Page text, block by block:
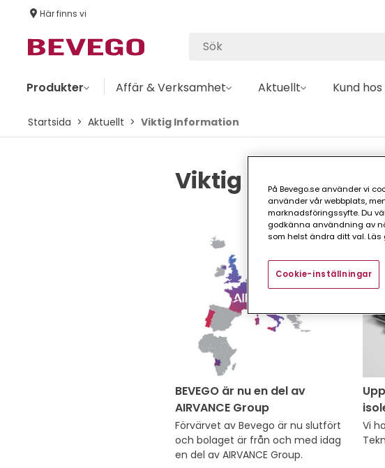
Här finns vi
Produkter Affär & Verksamhet Aktuellt Kund
Startsida Aktuellt Viktig Information
Viktig information
BEVEGO är nu en del av
AIRVANCE Group
Förvärvet av Bevego är nu slutfört
och bolaget är från och med idag
en del av AIRVANCE Group.
Vi
På Bevego.se använder vi
använder vår webbplats,
marknadsföringssyfte. Du
godkänna användning av
som helst ändra ditt val. Läs
Cookie-inställningar